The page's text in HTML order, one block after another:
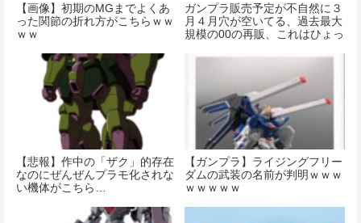
【画像】初期のMGまでよくあ
った関節の折れ方がこちらｗｗ
ｗｗ
ガンプラ販売予定が不自然に３
月４月穴が空いてる、過去最大
規模の00の再販、これはひょっ
【悲報】作中の「ザク」的存在
なのにぜんぜんプラモ化されな
い機体がこちら…
【ガンプラ】ライジングフリー
ダムの武装の名前が判明ｗｗｗ
ｗｗｗｗｗ